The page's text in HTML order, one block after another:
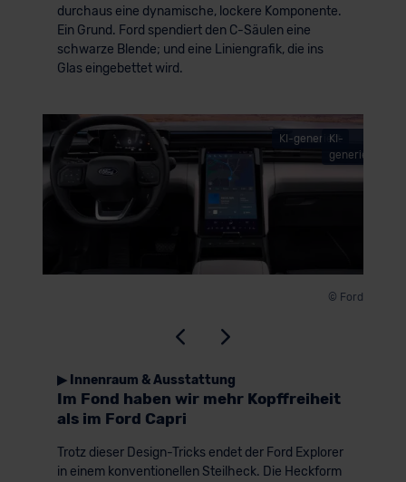
durchaus eine dynamische, lockere Komponente.
Ein Grund. Ford spendiert den C-Säulen eine
schwarze Blende; und eine Liniengrafik, die ins
Glas eingebettet wird.
KI-generiert
© Ford
KI-
generiert
▶ Innenraum & Ausstattung
Im Fond haben wir mehr Kopffreiheit
als im Ford Capri
Trotz dieser Design-Tricks endet der Ford Explorer
in einem konventionellen Steilheck. Die Heckform